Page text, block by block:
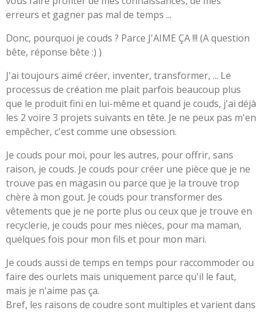
erreurs et gagner pas mal de temps ...
Donc, pourquoi je couds ? Parce J'AIME ÇA !!! (A question
bête, réponse bête :) )
J'ai toujours aimé créer, inventer, transformer, ... Le
processus de création me plait parfois beaucoup plus
que le produit fini en lui-même et quand je couds, j'ai déjà
les 2 voire 3 projets suivants en tête. Je ne peux pas m'en
empêcher, c'est comme une obsession.
Je couds pour moi, pour les autres, pour offrir, sans
raison, je couds. Je couds pour créer une pièce que je ne
trouve pas en magasin ou parce que je la trouve trop
chère à mon gout. Je couds pour transformer des
vêtements que je ne porte plus ou ceux que je trouve en
recyclerie, je couds pour mes nièces, pour ma maman,
quelques fois pour mon fils et pour mon mari.
Je couds aussi de temps en temps pour raccommoder ou
faire des ourlets mais uniquement parce qu'il le faut,
mais je n'aime pas ça.
Bref, les raisons de coudre sont multiples et varient dans